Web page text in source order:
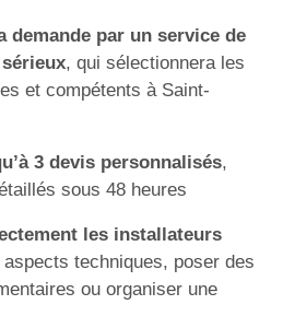
demande par un service de
, qui sélectionnera les
et compétents à Saint-
3 devis personnalisés,
sous 48 heures
les installateurs
techniques, poser des
ou organiser une